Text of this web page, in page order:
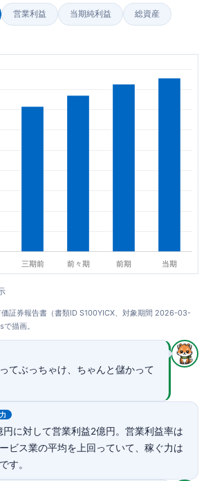
営業利益 当期純利益 総資産
証券報告書（書類ID S100YICX、対象期間 2026-03-
描画。
てぶっちゃけ、ちゃんと儲かって
円に対して営業利益2億円。営業利益率は
ビス業の平均を上回っていて、稼ぐ力は
す。